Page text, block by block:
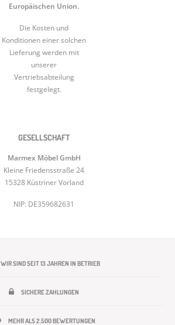
Europäischen Union.
Die Kosten und
Konditionen einer solchen
Lieferung werden mit
unserer
Vertriebsabteilung
festgelegt.
GESELLSCHAFT
Marmex Möbel GmbH
Kleine Friedensstraße 24
15328 Küstriner Vorland
NIP: DE359682631
WIR SIND SEIT 13 JAHREN IN BETRIEB
SICHERE ZAHLUNGEN
MEHR ALS 2.500 BEWERTUNGEN